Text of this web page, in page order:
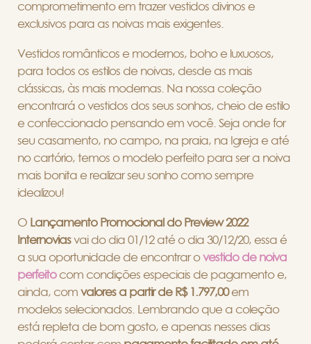
comprometimento em trazer vestidos divinos e
exclusivos para as noivas mais exigentes.
Vestidos românticos e modernos, boho e luxuosos,
para todos os estilos de noivas, desde as mais
clássicas, às mais modernas. Na nossa coleção
encontrará o vestidos dos seus sonhos, cheio de estilo
e confeccionado pensando em você. Seja onde for
seu casamento, no campo, na praia, na Igreja e até
no cartório, temos o modelo perfeito para ser a noiva
mais bonita e realizar seu sonho como sempre
idealizou!
O Lançamento Promocional do Preview 2022
Internoviasvai do dia 01/12 até o dia 30/12/20, essa é
a sua oportunidade de encontrar ovestido de noiva
perfeitocom condições especiais de pagamento e,
ainda, com valores a partir de R$ 1.797,00em
modelos selecionados. Lembrando que a coleção
está repleta de bom gosto, e apenas nesses dias